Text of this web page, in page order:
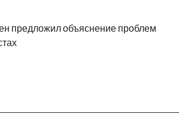
предложил объяснение проблем